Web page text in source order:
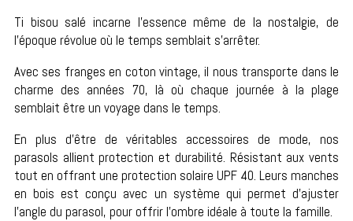
Ti bisou salé incarne l’essence même de la nostalgie, de
l’époque révolue où le temps semblait s’arrêter.
Avec ses franges en coton vintage, il nous transporte dans le
charme des années 70, là où chaque journée à la plage
semblait être un voyage dans le temps.
En plus d’être de véritables accessoires de mode, nos
parasols allient protection et durabilité. Résistant aux vents
tout en offrant une protection solaire UPF 40. Leurs manches
en bois est conçu avec un système qui permet d’ajuster
l’angle du parasol, pour offrir l’ombre idéale à toute la famille.